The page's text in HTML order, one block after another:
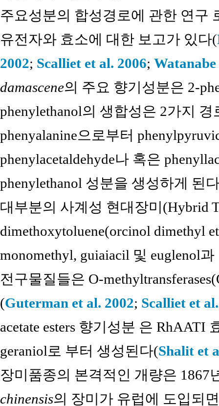
주요성분의 합성경로에 관한 연구
유전자와 효소에 대한 보고가 있다(
2002; Scalliet et al. 2006;
damascene의 주요 향기성분은 2-
phenylethanol의 생합성은 2가지
phenyalanine으로부터
phenylacetaldehyde나 혹은
phenylethanol 성분을 생성하게 된
대부분의 사계성 현대장미(Hybrid
dimethoxytoluene(orcinol dimethyl
monomethyl, guiaiacil 및 euglenol
전구물질들은 O-
(Guterman et al. 2002; Scalliet et
acetate esters 향기성분 은 RhAATI
geraniol로 부터 생성된다(Shalit et
장미품종의 본격적인 개량은
chinensis의 장미가 유럽에 도입되